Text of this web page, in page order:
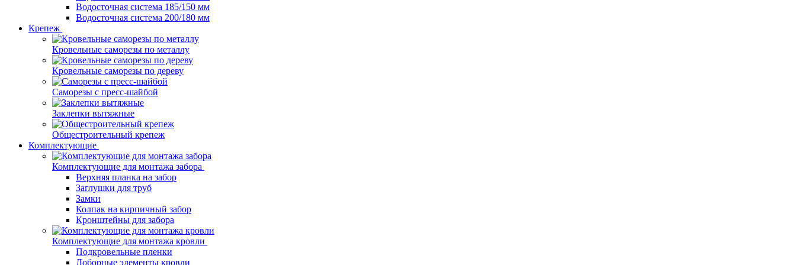
Водосточная система 185/150 мм
Водосточная система 200/180 мм
Крепеж
Кровельные саморезы по металлу
Кровельные саморезы по дереву
Саморезы с пресс-шайбой
Заклепки вытяжные
Общестроительный крепеж
Комплектующие
Комплектующие для монтажа забора
Верхняя планка на забор
Заглушки для труб
Замки
Колпак на кирпичный забор
Кронштейны для забора
Комплектующие для монтажа кровли
Подкровельные пленки
Доборные элементы кровли